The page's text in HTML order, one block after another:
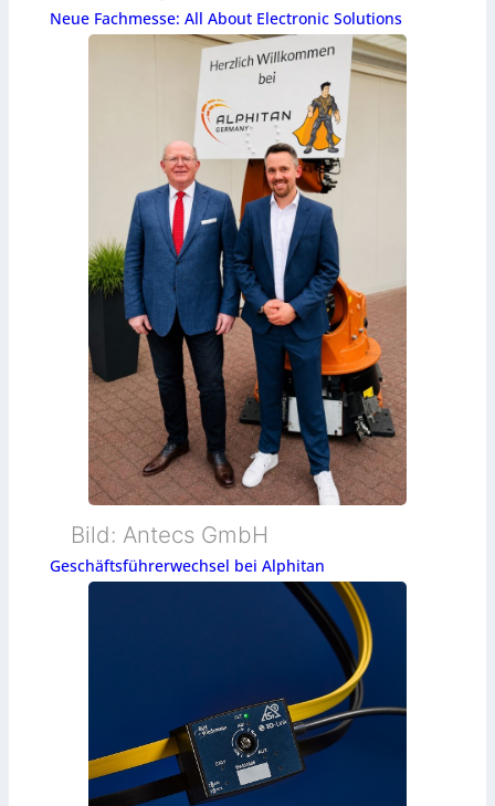
Neue Fachmesse: All About Electronic Solutions
Bild: Antecs GmbH
Geschäftsführerwechsel bei Alphitan